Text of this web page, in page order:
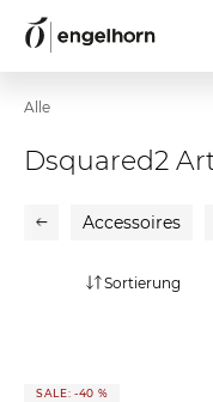
Alle
Dsquared2
Accessoires
SALE: -40 %